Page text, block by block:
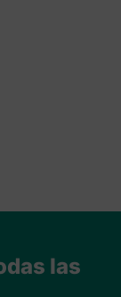
las